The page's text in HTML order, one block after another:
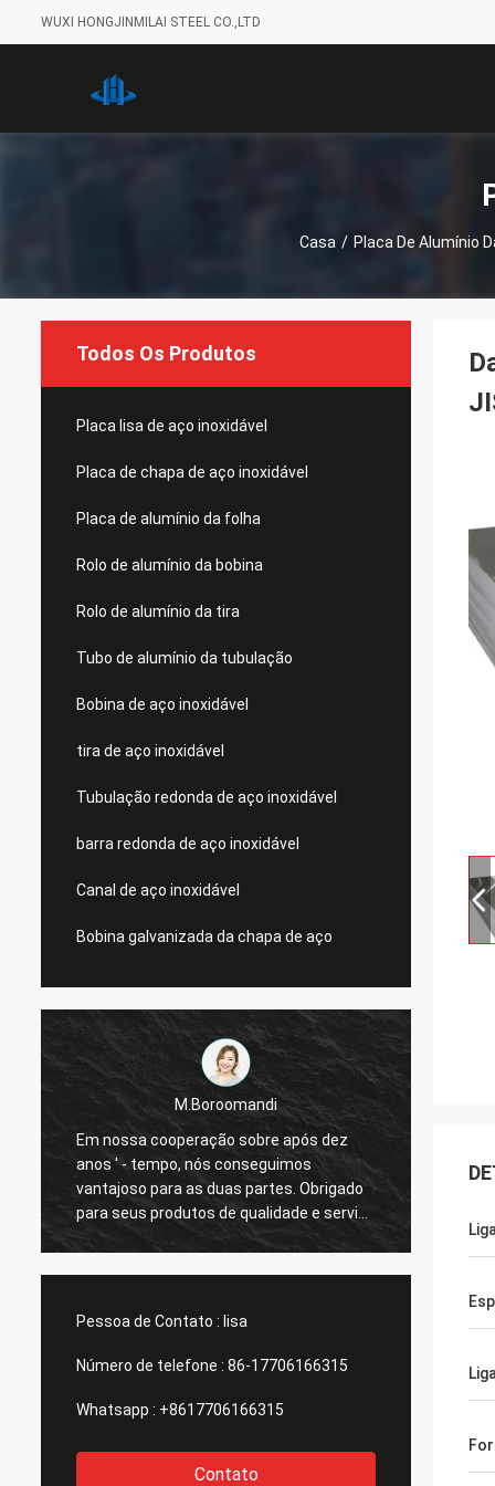
WUXI HONGJINMILAI STEEL CO.,LTD
Casa / Placa De Alumínio
Todos Os Produtos
Placa lisa de aço inoxidável
Placa de chapa de aço inoxidável
Placa de alumínio da folha
Rolo de alumínio da bobina
Rolo de alumínio da tira
Tubo de alumínio da tubulação
Bobina de aço inoxidável
tira de aço inoxidável
Tubulação redonda de aço inoxidável
barra redonda de aço inoxidável
Canal de aço inoxidável
Bobina galvanizada da chapa de aço
M.Boroomandi
Em nossa cooperação sobre após dez
anos ' - tempo, nós conseguimos
vantajoso para as duas partes. Obrigado
para seus produtos de qualidade e serviço
atento. Nosso negócio tem grande
anos
Pessoa de Contato : lisa
Número de telefone : 86-17706166315
Whatsapp : +8617706166315
Contato
Liga